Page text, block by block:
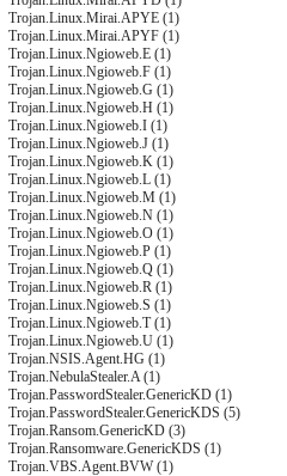
Trojan.Linux.Mirai.APYE (1)
Trojan.Linux.Mirai.APYF (1)
Trojan.Linux.Ngioweb.E (1)
Trojan.Linux.Ngioweb.F (1)
Trojan.Linux.Ngioweb.G (1)
Trojan.Linux.Ngioweb.H (1)
Trojan.Linux.Ngioweb.I (1)
Trojan.Linux.Ngioweb.J (1)
Trojan.Linux.Ngioweb.K (1)
Trojan.Linux.Ngioweb.L (1)
Trojan.Linux.Ngioweb.M (1)
Trojan.Linux.Ngioweb.N (1)
Trojan.Linux.Ngioweb.O (1)
Trojan.Linux.Ngioweb.P (1)
Trojan.Linux.Ngioweb.Q (1)
Trojan.Linux.Ngioweb.R (1)
Trojan.Linux.Ngioweb.S (1)
Trojan.Linux.Ngioweb.T (1)
Trojan.Linux.Ngioweb.U (1)
Trojan.NSIS.Agent.HG (1)
Trojan.NebulaStealer.A (1)
Trojan.PasswordStealer.GenericKD (1)
Trojan.PasswordStealer.GenericKDS (5)
Trojan.Ransom.GenericKD (3)
Trojan.Ransomware.GenericKDS (1)
Trojan.VBS.Agent.BVW (1)